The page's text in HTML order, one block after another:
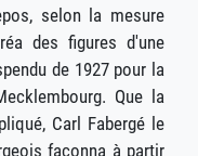
selon la mesure
des figures d'une
de 1927 pour la
Que la
Carl Fabergé le
façonna à partir